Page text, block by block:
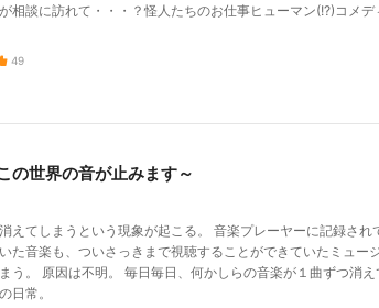
相談に訪れて・・・？怪人たちのお仕事ヒューマン(!?)コメ
49
の世界の音が止みます～
えてしまうという現象が起こる。 音楽プレーヤーに記録され
た音楽も、ついさっきまで視聴することができていたミュー
う。 原因は不明。 毎日毎日、何かしらの音楽が１曲ずつ消え
日常。